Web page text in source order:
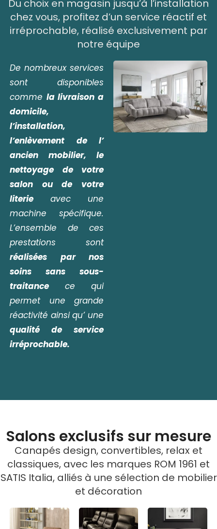
Du choix en magasin jusqu’à l’installation
chez vous, profitez d’un service réactif et
irréprochable, réalisé exclusivement par
notre équipe
De nombreux services
sont disponibles
comme la livraison a
domicile,
l’installation,
l’enlèvement de l’
ancien mobilier, le
nettoyage de votre
salon ou de votre
literie avec une
machine spécifique.
L’ensemble de ces
prestations sont
réalisées par nos
soins sans sous-
traitance ce qui
permet une grande
réactivité ainsi qu’ une
qualité de service
irréprochable.
Salons exclusifs sur mesure
Canapés design, convertibles, relax et
classiques, avec les marques ROM 1961 et
SATIS Italia, alliés à une sélection de mobilier
et décoration